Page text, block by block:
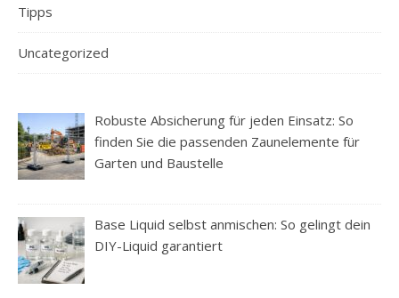
Tipps
Uncategorized
Robuste Absicherung für jeden Einsatz: So
finden Sie die passenden Zaunelemente für
Garten und Baustelle
Base Liquid selbst anmischen: So gelingt dein
DIY-Liquid garantiert